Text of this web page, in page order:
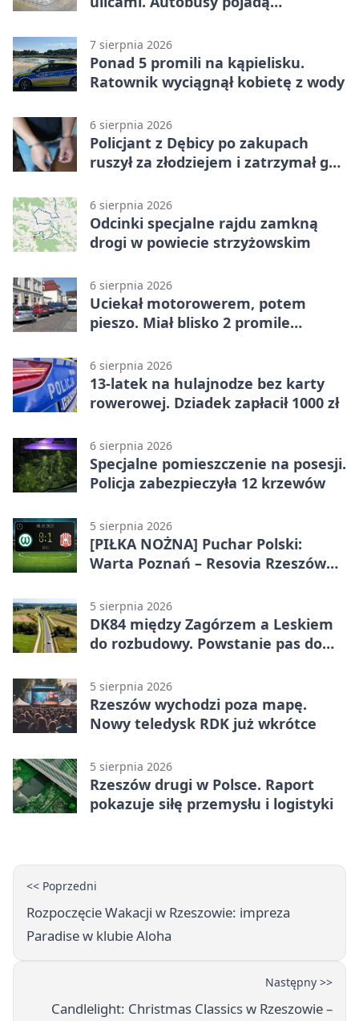
7 sierpnia 2026
Ponad 5 promili na kąpielisku.
Ratownik wyciągnął kobietę z wody
6 sierpnia 2026
Policjant z Dębicy po zakupach
ruszył za złodziejem i zatrzymał go
6 sierpnia 2026
Odcinki specjalne rajdu zamkną
drogi w powiecie strzyżowskim
6 sierpnia 2026
Uciekał motorowerem, potem
pieszo. Miał blisko 2 promile
6 sierpnia 2026
13-latek na hulajnodze bez karty
rowerowej. Dziadek zapłacił 1000 zł
6 sierpnia 2026
Specjalne pomieszczenie na posesji.
Policja zabezpieczyła 12 krzewów
5 sierpnia 2026
[PIŁKA NOŻNA] Puchar Polski:
Warta Poznań – Resovia Rzeszów
pierwszoligowca
5 sierpnia 2026
DK84 między Zagórzem a Leskiem
do rozbudowy. Powstanie pas do
5 sierpnia 2026
Rzeszów wychodzi poza mapę.
Nowy teledysk RDK już wkrótce
5 sierpnia 2026
Rzeszów drugi w Polsce. Raport
pokazuje siłę przemysłu i logistyki
<< Poprzedni
Rozpoczęcie Wakacji w Rzeszowie: impreza
Paradise w klubie Aloha
Następny >>
Candlelight: Christmas Classics w Rzeszowie –